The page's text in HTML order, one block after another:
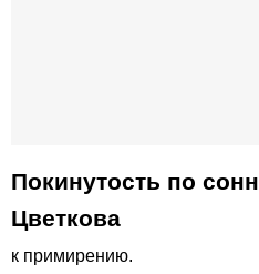
Покинутость по
Цветкова
к примирению.